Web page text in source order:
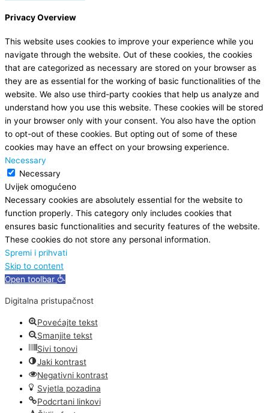
Privacy Overview
This website uses cookies to improve your experience while you
navigate through the website. Out of these cookies, the cookies
that are categorized as necessary are stored on your browser as
they are as essential for the working of basic functionalities of the
website. We also use third-party cookies that help us analyze and
understand how you use this website. These cookies will be stored
in your browser only with your consent. You also have the option
to opt-out of these cookies. But opting out of some of these
cookies may have an effect on your browsing experience.
Necessary
Necessary
Uvijek omogućeno
Necessary cookies are absolutely essential for the website to
function properly. This category only includes cookies that
ensures basic functionalities and security features of the website.
These cookies do not store any personal information.
Spremi i prihvati
Skip to content
Open toolbar
Digitalna pristupačnost
Povećajte tekst
Smanjite tekst
Sivi tonovi
Jaki kontrast
Negativni kontrast
Svjetla pozadina
Podcrtani linkovi